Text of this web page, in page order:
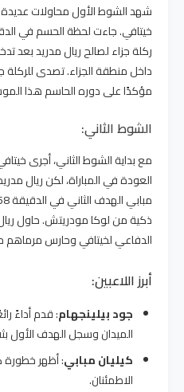
شهد الشوط الأول محاولات
ركلة جزاء لصالح ريال مدريد
داخل منطقة الجزاء. تصدى للركلة
مؤكدًا على دوره الحاسم هذا
الشوط الثاني:
مع بداية الشوط الثاني، أجرى
العودة في المباراة، لكن ريال
ذكية من لوكا مودريتش. حاول ريال
الدفاعي لخيتافي وحارس
أبرز اللاعبين:
جود بيلينجهام: قدم أداءً
الميدان وسجل الهدف الأول
كيليان مبابي: أظهر
الاطمئنان.